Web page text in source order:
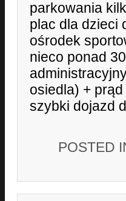
parkowania
plac dla dzieci
ośrodek
nieco ponad
osiedla) +
szybki dojazd
POSTED